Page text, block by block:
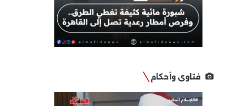
فتاوى وأحكام